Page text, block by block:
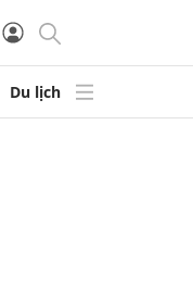
Du lịch